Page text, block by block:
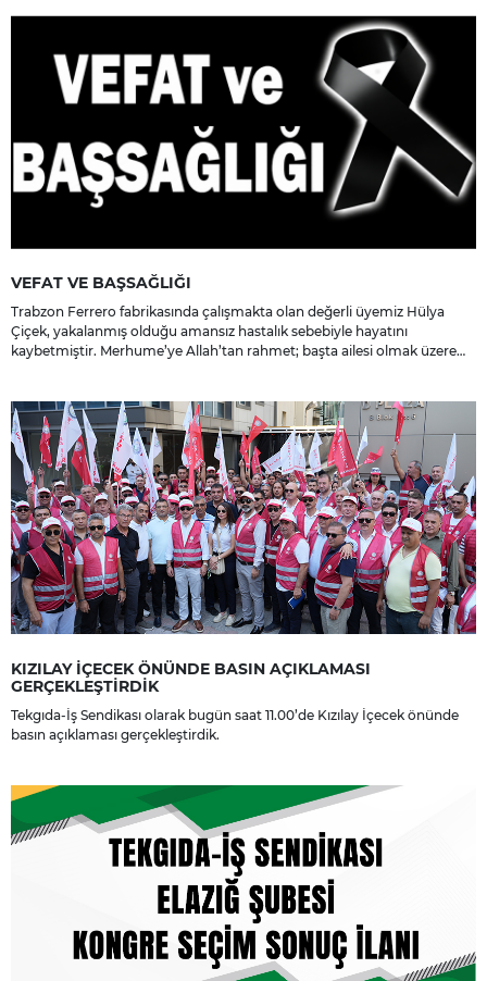
VEFAT VE BAŞSAĞLIĞI
Trabzon Ferrero fabrikasında çalışmakta olan değerli üyemiz Hülya
Çiçek, yakalanmış olduğu amansız hastalık sebebiyle hayatını
kaybetmiştir. Merhume’ye Allah’tan rahmet; başta ailesi olmak üzere
KIZILAY İÇECEK ÖNÜNDE BASIN AÇIKLAMASI
GERÇEKLEŞTİRDİK
Tekgıda-İş Sendikası olarak bugün saat 11.00’de Kızılay İçecek önünde
basın açıklaması gerçekleştirdik.